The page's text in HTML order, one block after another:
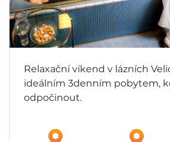
Relaxační víkend v lázních
ideálním 3denním pobytem,
odpočinout.